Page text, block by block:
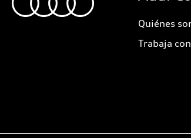
Quiénes
Trabaja